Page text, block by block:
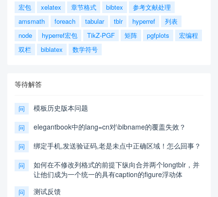
宏包
xelatex 章节格式 bibtex
参考文献处理
amsmath
foreach tabular tblr hyperref
列表
node
hyperref宏包 TikZ-PGF 矩阵 pgfplots
宏编程
双栏
biblatex 数学符号
等待解答
问 模板历史版本问题
问 elegantbook中的lang=cn对\bibname的覆盖失效？
问 绑定手机,发送验证码,老是未点中正确区域！怎么回事？
问
如何在不修改列格式的前提下纵向合并两个longtblr，并
让他们成为一个统一的具有caption的figure浮动体
问 测试反馈